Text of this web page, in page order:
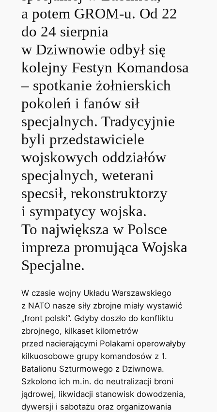
a potem GROM-u. Od 22
do 24 sierpnia
w Dziwnowie odbył się
kolejny Festyn Komandosa
– spotkanie żołnierskich
pokoleń i fanów sił
specjalnych. Tradycyjnie
byli przedstawiciele
wojskowych oddziałów
specjalnych, weterani
specsił, rekonstruktorzy
i sympatycy wojska.
To największa w Polsce
impreza promująca Wojska
Specjalne.
W czasie wojny Układu Warszawskiego
z NATO nasze siły zbrojne miały wystawić
„front polski”. Gdyby doszło do konfliktu
zbrojnego, kilkaset kilometrów
przed nacierającymi Polakami operowałyby
kilkuosobowe grupy komandosów z 1.
Batalionu Szturmowego z Dziwnowa.
Szkolono ich m.in. do neutralizacji broni
jądrowej, likwidacji stanowisk dowodzenia,
dywersji i sabotażu oraz organizowania